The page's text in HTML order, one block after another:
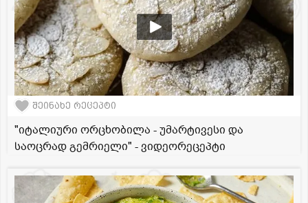
შეინახე რეცეპტი
"იტალიური ორცხობილა - უმარტივესი და
საოცრად გემრიელი" - ვიდეორეცეპტი